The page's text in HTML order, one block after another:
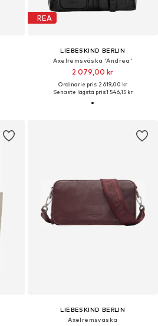
REA
LIEBESKIND BERLIN
Axelremsväska 'Andrea'
2 079,00 kr
Ordinarie pris: 2 619,00 kr
Senaste lägsta pris:1 546,15 kr
LIEBESKIND BERLIN
Axelremsväska